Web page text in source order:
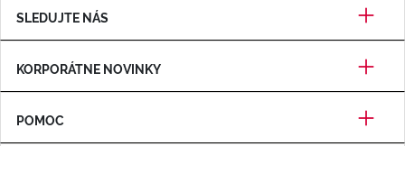
SLEDUJTE NÁS
KORPORÁTNE NOVINKY
POMOC